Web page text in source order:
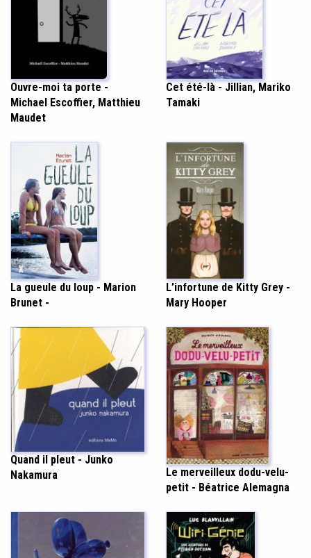
Ouvre-moi ta porte -
Michael Escoffier, Matthieu
Maudet
Cet été-là - Jillian, Mariko
Tamaki
La gueule du loup - Marion
Brunet -
L’infortune de Kitty Grey -
Mary Hooper
Quand il pleut - Junko
Nakamura
Le merveilleux dodu-velu-
petit - Béatrice Alemagna